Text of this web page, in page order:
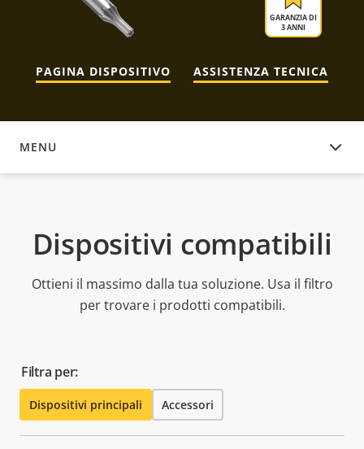
GARANZIA DI
3 ANNI
PAGINA DISPOSITIVO ASSISTENZA TECNICA
MENU
DISPOSITIVI COMPATIBILI
Dispositivi compatibili
Ottieni il massimo dalla tua soluzione. Usa il filtro
per trovare i prodotti compatibili.
Filtra per:
Dispositivi principali Accessori